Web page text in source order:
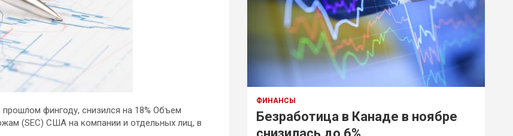
фингоду, снизился на 18% Объем
(SEC) США на компании и отдельных лиц, в
ФИНАНСЫ
Безработица в Канаде в ноябре